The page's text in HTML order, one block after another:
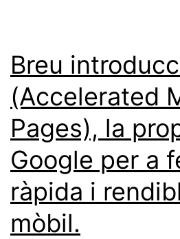
Breu
(Accelerated
Pages), la
Google per a
ràpida i
mòbil.